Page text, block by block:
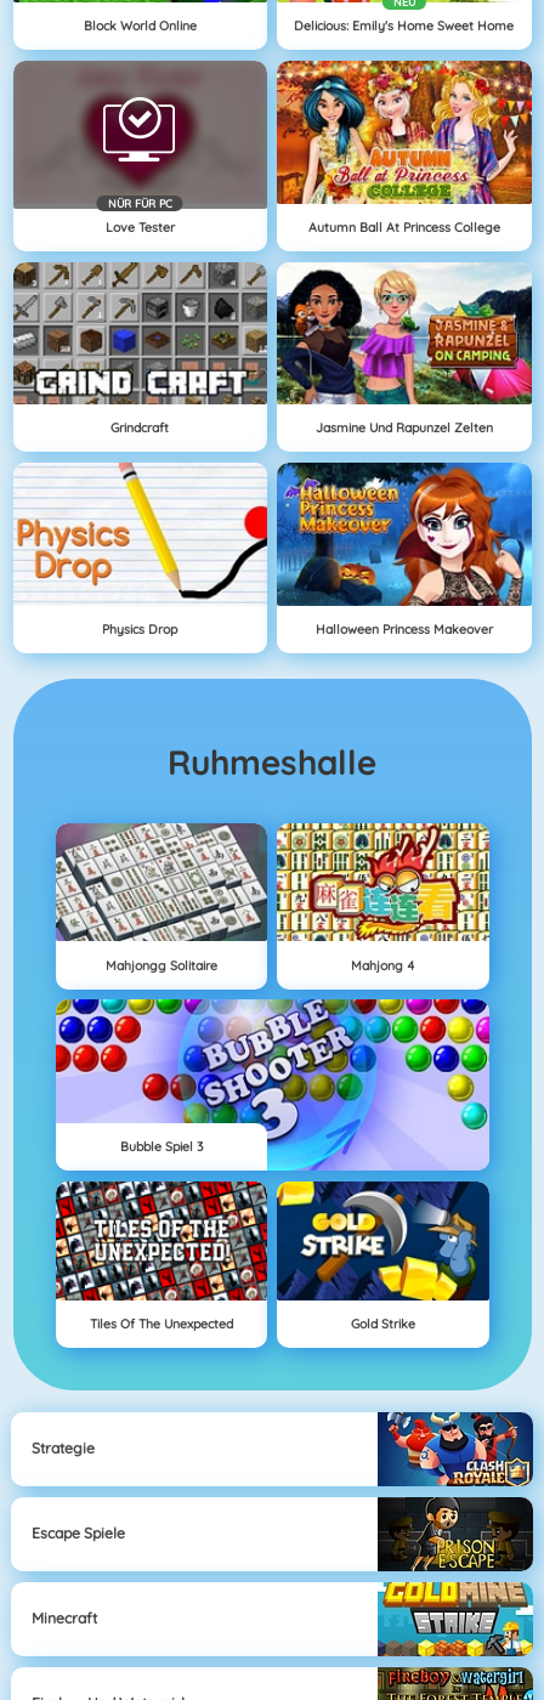
Block World Online Delicious: Emily's Home Sweet Home
NÜR FÜR PC
Love Tester Autumn Ball At Princess College
Grindcraft Jasmine Und Rapunzel Zelten
Physics Drop Halloween Princess Makeover
Ruhmeshalle
Mahjongg Solitaire Mahjong 4
Bubble Spiel 3
Tiles Of The Unexpected Gold Strike
Strategie
Escape Spiele
Minecraft